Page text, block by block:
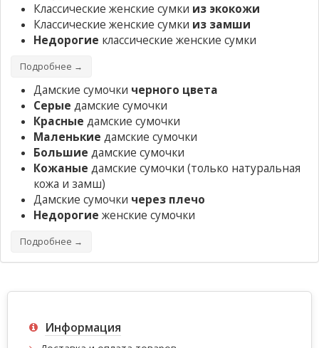
Классические женские сумки из экокожи
Классические женские сумки из замши
Недорогие классические женские сумки
Подробнее →
Дамские сумочки черного цвета
Серые дамские сумочки
Красные дамские сумочки
Маленькие дамские сумочки
Большие дамские сумочки
Кожаные дамские сумочки (только натуральная
кожа и замш)
Дамские сумочки через плечо
Недорогие женские сумочки
Подробнее →
Информация